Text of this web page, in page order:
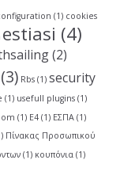
(1) cookies
estiasi (4)
(2)
(3) Rbs (1) security
(1) usefull plugins (1)
(1) Ε4 (1) ΕΣΠΑ (1)
Πίνακας Προσωπικού
(1) κουπόνια (1)